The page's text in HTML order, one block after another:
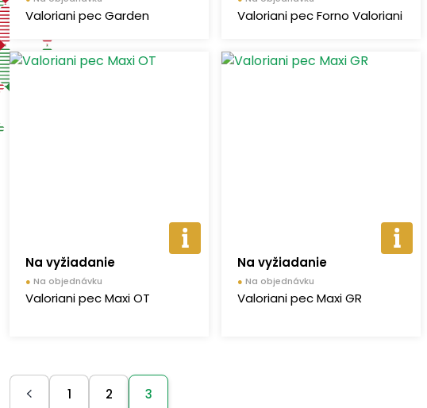
Valoriani pec Garden Valoriani pec Forno Valoriani
Na vyžiadanie
● Na objednávku
Valoriani pec Maxi OT
Na vyžiadanie
●Na objednávku
Valoriani pec Maxi GR
1 2 3